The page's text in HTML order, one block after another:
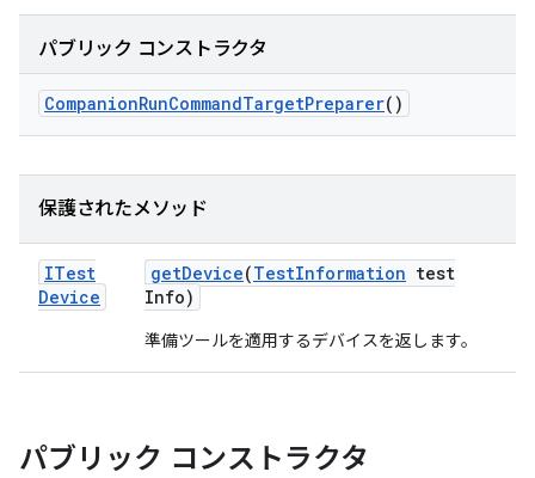
パブリック コンストラクタ
CompanionRunCommandTargetPreparer()
保護されたメソッド
ITest
Device
getDevice(TestInformation test
Info)
準備ツールを適用するデバイスを返します。
パブリック コンストラクタ